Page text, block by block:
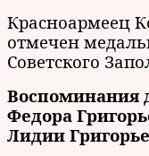
Красноармеец
отмечен
Советского
Воспоминания
Федора
Лидии